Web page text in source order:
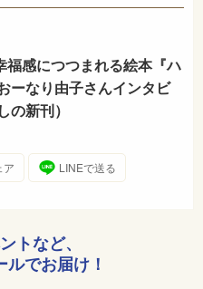
行きたくて、まざりあ
で。手と手で。こころが
に思うことは、みんなハ
かよくなれたらうれし
られますように。
福感につつまれる絵本『ハ
ーなり由子さんインタビ
の新刊）
ア LINEで送る
トなど、
でお届け！